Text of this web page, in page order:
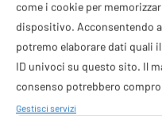
come i cookie per
dispositivo. Acconsentendo
potremo elaborare dati quali
ID univoci su questo sito. Il
consenso potrebbero
Gestisci servizi